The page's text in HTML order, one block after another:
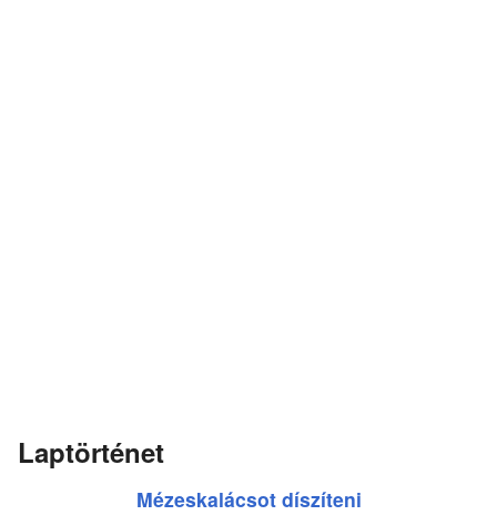
Laptörténet
Mézeskalácsot díszíteni